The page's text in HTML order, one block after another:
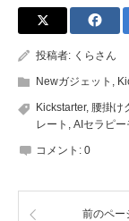
投稿者: くらさん
Newガジェット
Kickstarter, 腰掛け
レート
AIセラピー
コメント: 0
前のペー